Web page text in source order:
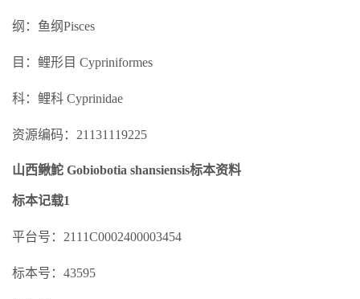
纲：鱼纲Pisces
目：鲤形目 Cypriniformes
科：鲤科 Cyprinidae
资源编码：21131119225
山西鳅鮀 Gobiobotia shansiensis标本资料
标本记载1
平台号：2111C0002400003454
标本号：43595